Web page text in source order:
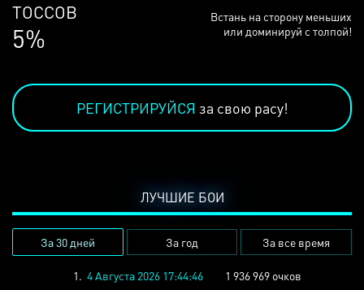
ЛЮДЕЙ
68%
Встань на сторону меньших
или доминируй с толпой!
РЕГИСТРИРУЙСЯ за свою расу!
ЛУЧШИЕ БОИ
За 30 дней За год За все время
1. 4 Августа 2026 17:44:46
1 936 969 очков